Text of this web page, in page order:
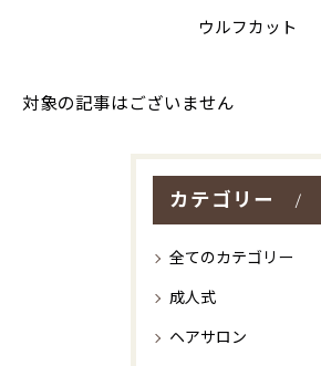
ウルフカット
対象の記事はございません
カテゴリー
全てのカテゴリー
成人式
ヘアサロン